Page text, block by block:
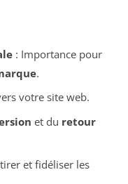
: Importance pour
.
votre site web.
et du retour
et fidéliser les